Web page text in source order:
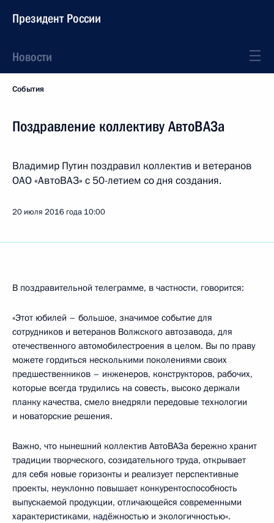
Президент России
Новости
События
Поздравление коллективу АвтоВАЗа
Владимир Путин поздравил коллектив и ветеранов
ОАО «АвтоВАЗ» с 50-летием со дня создания.
20 июля 2016 года 10:00
В поздравительной телеграмме, в частности, говорится:
«Этот юбилей – большое, значимое событие для
сотрудников и ветеранов Волжского автозавода, для
отечественного автомобилестроения в целом. Вы по праву
можете гордиться несколькими поколениями своих
предшественников – инженеров, конструкторов, рабочих,
которые всегда трудились на совесть, высоко держали
планку качества, смело внедряли передовые технологии
и новаторские решения.
Важно, что нынешний коллектив АвтоВАЗа бережно хранит
традиции творческого, созидательного труда, открывает
для себя новые горизонты и реализует перспективные
проекты, неуклонно повышает конкурентоспособность
выпускаемой продукции, отличающейся современными
характеристиками, надёжностью и экологичностью».